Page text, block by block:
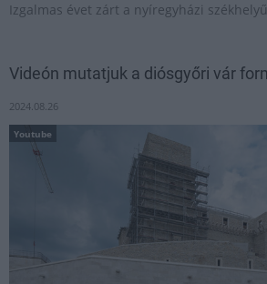
Izgalmas évet zárt a nyíregyházi székhelyű
Videón mutatjuk a diósgyőri vár
2024.08.26
Youtube